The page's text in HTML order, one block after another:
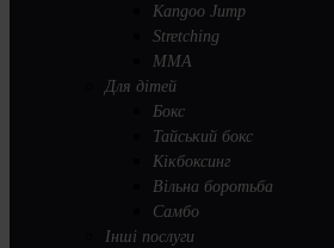
Kangoo Jump
Stretching
MMA
Для дітей
Бокс
Тайський бокс
Кікбоксинг
Вільна боротьба
Самбо
Інші послуги